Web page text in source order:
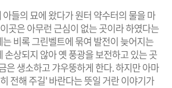
들의 묘에 왔다가 원터 약수터의 물을 마
곳은 아무런 근심이 없는 곳이라 하였다는
비록 그린벨트에 묶여 발전이 늦어지는
손상되지 않아 옛 풍광을 보전하고 있는 곳
은 생소하고 갸우뚱하게 한다. 하지만 아마
전해 주길' 바란다는 뜻일 거란 이야기가